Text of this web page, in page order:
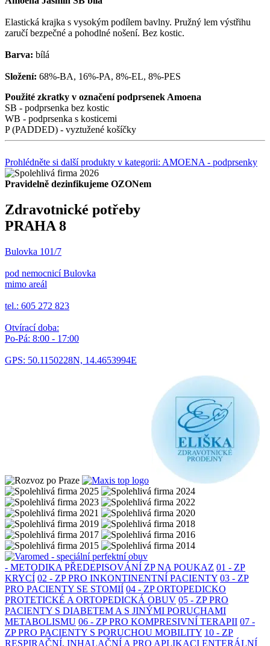
Elastická krajka s vysokým podílem bavlny. Pružný lem výstřihu
zaručí bezpečné a pohodlné nošení. Bez kostic.
Barva: bílá
Složení: 68%-BA, 16%-PA, 8%-EL, 8%-PES
Použité zkratky v označení podprsenek Amoena
SB - podprsenka bez kostic
WB - podprsenka s kosticemi
P (PADDED) - vyztužené košíčky
Prohlédněte si další produkty v kategorii: AMOENA - podprsenky
Pravidelně dezinfikujeme OZONem
Zdravotnické potřeby
PRAHA 8
Bulovka 101/7
pod nemocnicí Bulovka
mimo areál
tel.: 605 272 823
Otvírací doba:
Po-Pá: 8:00 - 17:00
GPS: 50.1150228N, 14.4653994E
- METODIKA PŘEDEPISOVÁNÍ ZP NA POUKAZ 01 - ZP
KRYCÍ 02 - ZP PRO INKONTINENTNÍ PACIENTY 03 - ZP
PRO PACIENTY SE STOMIÍ 04 - ZP ORTOPEDICKO
PROTETICKÉ A ORTOPEDICKÁ OBUV 05 - ZP PRO
PACIENTY S DIABETEM A S JINÝMI PORUCHAMI
METABOLISMU 06 - ZP PRO KOMPRESIVNÍ TERAPII 07 -
ZP PRO PACIENTY S PORUCHOU MOBILITY 10 - ZP
RESPIRAČNÍ, INHALAČNÍ A PRO APLIKACI ENTERÁLNÍ